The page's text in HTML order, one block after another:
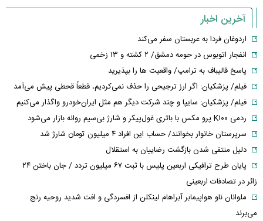
آخرین اخبار
اردوغان فردا به عربستان سفر می‌کند
انفجار اتوبوس در حومه دمشق/ ۲ کشته و ۱۳ زخمی
پاسخ قالیباف به ترامپ/ واقعیت ها را بپذیرید
فیلم/ پزشکیان: اگر ارز ترجیحی را حذف نمی‌کردیم، قطعاً قحطی پیش می‌آمد
فیلم/ پزشکیان: سایپا و چند شرکت دیگر هم مثل ایران‌خودرو واگذار می‌کنیم
ردمی K۱۰۰ پرو مکس با باتری غول‌پیکر و شارژ بی‌سیم روانه بازار می‌شود
سرپرستان خانوار بخوانند/ حساب این افراد ۴ میلیون تومان شارژ شد
دلیل منتفی شدن بازگشت رضاییان به استقلال
پایان طرح ترافیکی اربعین پلیس با ثبت ۶۷ میلیون تردد / جان باختن ۲۴
زائر در تصادفات اربعینی
ملوانان ناو هواپیمابر آبراهام لینکلن از افسردگی و افت شدید روحیه رنج
می‌برند